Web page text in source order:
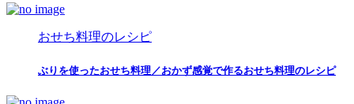
おせち料理のレシピ
ぶりを使ったおせち料理／おかず感覚で作るおせち料理のレシピ